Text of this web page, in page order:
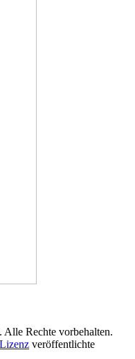
Rechte vorbehalten.
veröffentlichte